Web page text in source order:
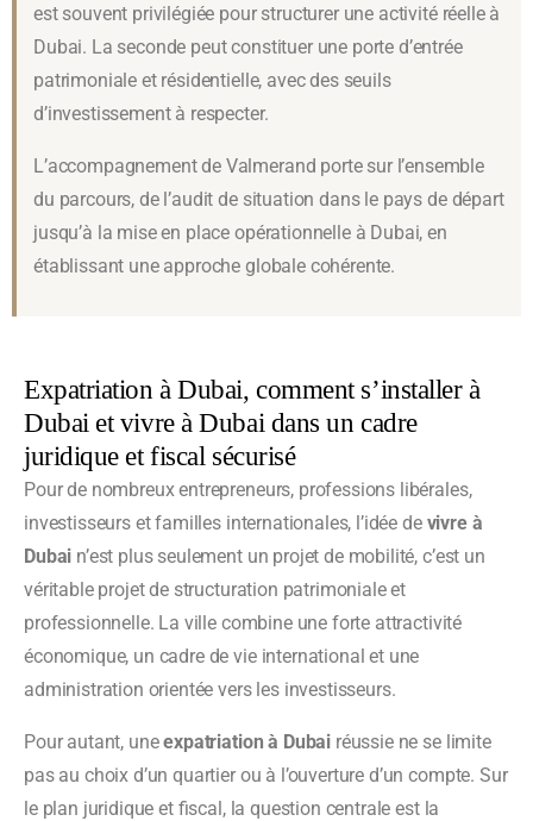
est souvent privilégiée pour structurer une activité réelle à
Dubai. La seconde peut constituer une porte d’entrée
patrimoniale et résidentielle, avec des seuils
d’investissement à respecter.
L’accompagnement de Valmerand porte sur l’ensemble
du parcours, de l’audit de situation dans le pays de départ
jusqu’à la mise en place opérationnelle à Dubai, en
établissant une approche globale cohérente.
Expatriation à Dubai, comment s’installer à
Dubai et vivre à Dubai dans un cadre
juridique et fiscal sécurisé
Pour de nombreux entrepreneurs, professions libérales,
investisseurs et familles internationales, l’idée de vivre à
Dubai n’est plus seulement un projet de mobilité, c’est un
véritable projet de structuration patrimoniale et
professionnelle. La ville combine une forte attractivité
économique, un cadre de vie international et une
administration orientée vers les investisseurs.
Pour autant, uneexpatriation à Dubai réussie ne se limite
pas au choix d’un quartier ou à l’ouverture d’un compte. Sur
le plan juridique et fiscal, la question centrale est la